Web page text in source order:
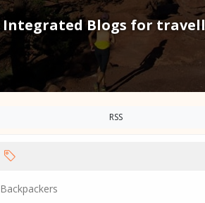
Integrated Blogs for
RSS
Backpackers